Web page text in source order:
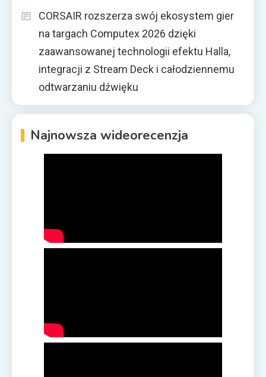
CORSAIR rozszerza swój ekosystem gier
na targach Computex 2026 dzięki
zaawansowanej technologii efektu Halla,
integracji z Stream Deck i całodziennemu
odtwarzaniu dźwięku
Najnowsza wideorecenzja